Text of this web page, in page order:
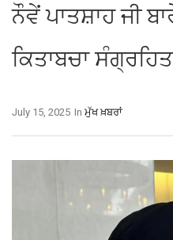
ਨੌਵੇਂ ਪਾਤਸ਼ਾਹ ਜੀ
ਕਿਤਾਬਚਾ
In ਮੁੱਖ ਖ਼ਬਰਾਂ
July 15, 2025